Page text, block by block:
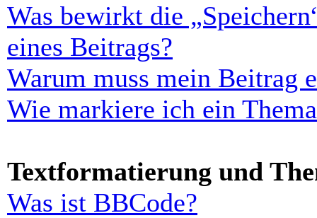
Was bewirkt die
eines Beitrags?
Warum muss mein Beitrag
Wie markiere ich ein
Textformatierung und
Was ist BBCode?